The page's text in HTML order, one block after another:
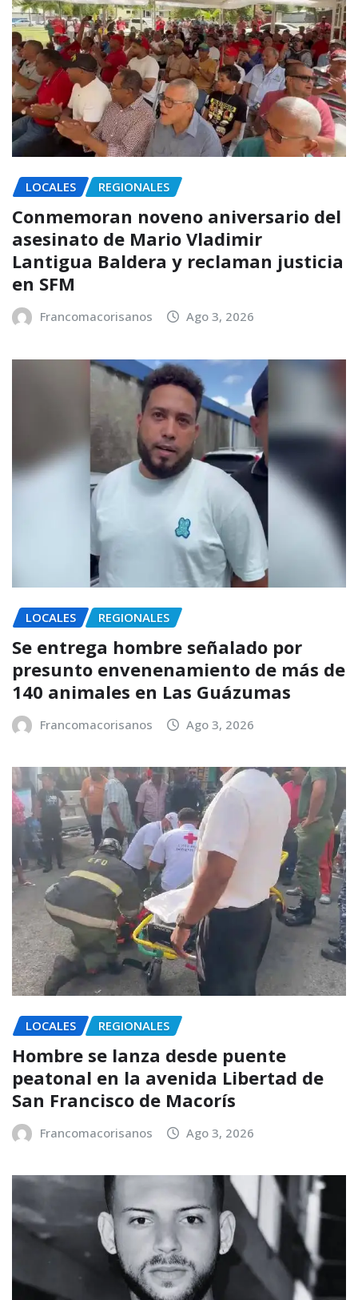
LOCALES REGIONALES
Conmemoran noveno aniversario del
asesinato de Mario Vladimir
Lantigua Baldera y reclaman justicia
en SFM
Francomacorisanos Ago 3, 2026
LOCALES REGIONALES
Se entrega hombre señalado por
presunto envenenamiento de más de
140 animales en Las Guázumas
Francomacorisanos Ago 3, 2026
LOCALES REGIONALES
Hombre se lanza desde puente
peatonal en la avenida Libertad de
San Francisco de Macorís
Francomacorisanos Ago 3, 2026